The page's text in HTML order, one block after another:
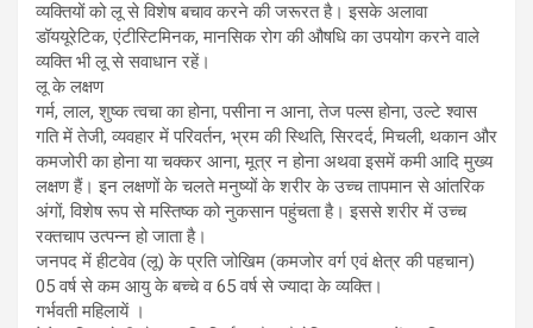
व्यक्तियों को लू से विशेष बचाव करने की जरूरत है। इसके अलावा
डॉययूरेटिक, एंटीस्टिमिनक, मानसिक रोग की औषधि का उपयोग करने वाले
व्यक्ति भी लू से सवाधान रहें।
लू के लक्षण
गर्म, लाल, शुष्क त्वचा का होना, पसीना न आना, तेज पल्स होना, उल्टे श्वास
गति में तेजी, व्यवहार में परिवर्तन, भ्रम की स्थिति, सिरदर्द, मिचली, थकान और
कमजोरी का होना या चक्कर आना, मूत्र न होना अथवा इसमें कमी आदि मुख्य
लक्षण हैं। इन लक्षणों के चलते मनुष्यों के शरीर के उच्च तापमान से आंतरिक
अंगों, विशेष रूप से मस्तिष्क को नुकसान पहुंचता है। इससे शरीर में उच्च
रक्तचाप उत्पन्न हो जाता है।
जनपद में हीटवेव (लू) के प्रति जोखिम (कमजोर वर्ग एवं क्षेत्र की पहचान)
05 वर्ष से कम आयु के बच्चे व 65 वर्ष से ज्यादा के व्यक्ति।
गर्भवती महिलायें ।